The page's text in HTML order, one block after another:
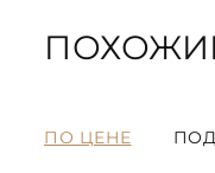
ПО ЦЕНЕ